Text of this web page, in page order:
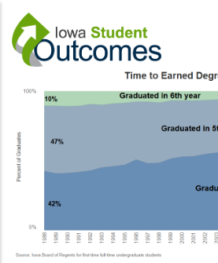
contenu
principal